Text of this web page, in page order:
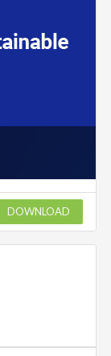
DOWNLOAD